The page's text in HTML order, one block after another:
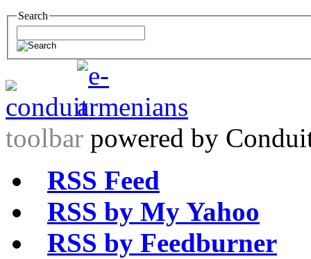
Search
toolbar powered by
RSS Feed
RSS by My Yahoo
RSS by Feedburner